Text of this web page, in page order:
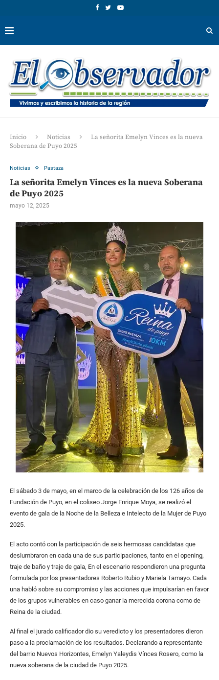
Inicio Noticias
La señorita Emelyn Vinces es la nueva
Soberana de Puyo 2025
Noticias Pastaza
La señorita Emelyn Vinces es la nueva Soberana
de Puyo 2025
mayo 12, 2025
El sábado 3 de mayo, en el marco de la celebración de los 126 años de
Fundación de Puyo, en el coliseo Jorge Enrique Moya, se realizó el
evento de gala de la Noche de la Belleza e Intelecto de la Mujer de Puyo
2025.
El acto contó con la participación de seis hermosas candidatas que
deslumbraron en cada una de sus participaciones, tanto en el opening,
traje de baño y traje de gala, En el escenario respondieron una pregunta
formulada por los presentadores Roberto Rubio y Mariela Tamayo. Cada
una habló sobre su compromiso y las acciones que impulsarían en favor
de los grupos vulnerables en caso ganar la merecida corona como de
Reina de la ciudad.
Al final el jurado calificador dio su veredicto y los presentadores dieron
paso a la proclamación de los resultados. Declarando a representante
del barrio Nuevos Horizontes, Emelyn Yaleydis Vínces Rosero, como la
nueva soberana de la ciudad de Puyo 2025.